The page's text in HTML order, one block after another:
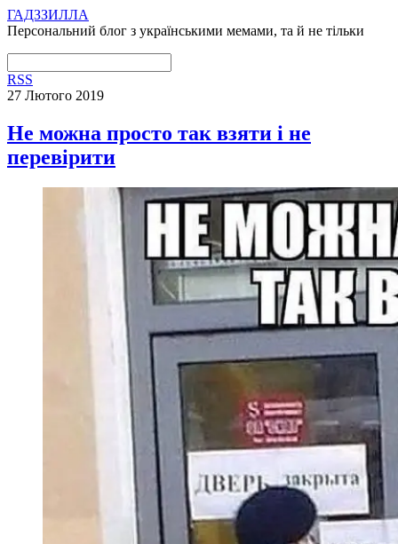
ГАДЗЗИЛЛА
Персональний блог з українськими мемами, та й не тільки
RSS
27 Лютого 2019
Не можна просто так взяти і не
перевірити